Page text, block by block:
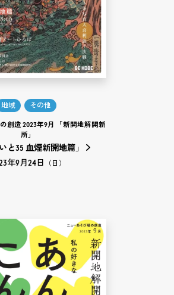
地域 その他
創造 2023年9月 「新開地解開新
所」
と35 血煙新開地篇」
年9月24日
（日）